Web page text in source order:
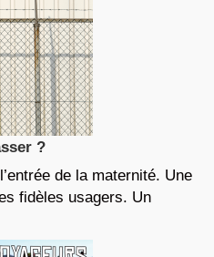
?
de la maternité. Une
fidèles usagers. Un